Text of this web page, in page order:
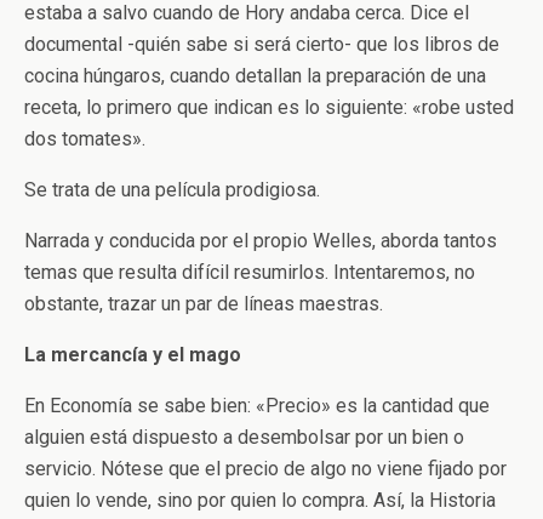
estaba a salvo cuando de Hory andaba cerca. Dice el
documental -quién sabe si será cierto- que los libros de
cocina húngaros, cuando detallan la preparación de una
receta, lo primero que indican es lo siguiente: «robe usted
dos tomates».
Se trata de una película prodigiosa.
Narrada y conducida por el propio Welles, aborda tantos
temas que resulta difícil resumirlos. Intentaremos, no
obstante, trazar un par de líneas maestras.
La mercancía y el mago
En Economía se sabe bien: «Precio» es la cantidad que
alguien está dispuesto a desembolsar por un bien o
servicio. Nótese que el precio de algo no viene fijado por
quien lo vende, sino por quien lo compra. Así, la Historia